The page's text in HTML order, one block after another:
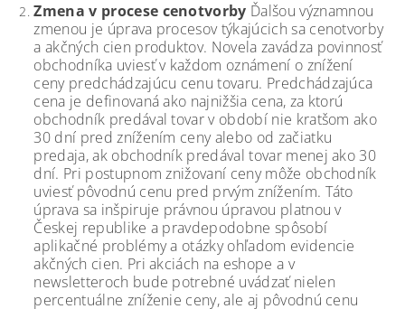
Zmena v procese cenotvorby Ďalšou významnou
zmenou je úprava procesov týkajúcich sa cenotvorby
a akčných cien produktov. Novela zavádza povinnosť
obchodníka uviesť v každom oznámení o znížení
ceny predchádzajúcu cenu tovaru. Predchádzajúca
cena je definovaná ako najnižšia cena, za ktorú
obchodník predával tovar v období nie kratšom ako
30 dní pred znížením ceny alebo od začiatku
predaja, ak obchodník predával tovar menej ako 30
dní. Pri postupnom znižovaní ceny môže obchodník
uviesť pôvodnú cenu pred prvým znížením. Táto
úprava sa inšpiruje právnou úpravou platnou v
Českej republike a pravdepodobne spôsobí
aplikačné problémy a otázky ohľadom evidencie
akčných cien. Pri akciách na eshope a v
newsletteroch bude potrebné uvádzať nielen
percentuálne zníženie ceny, ale aj pôvodnú cenu